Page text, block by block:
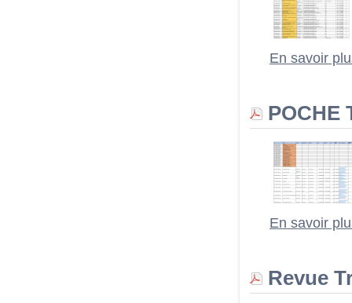
En savoir
POCHE
En savoir
Revue